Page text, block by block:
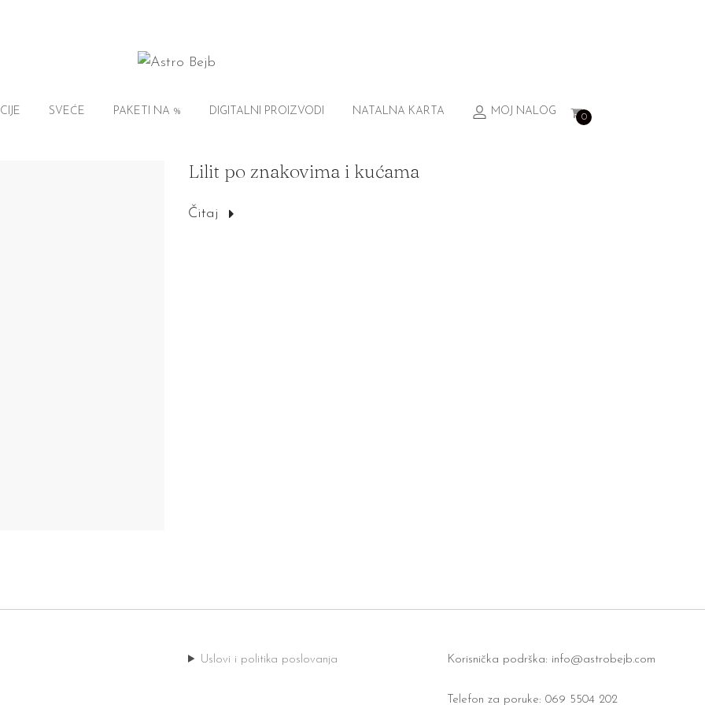
SVEĆE PAKETI NA % DIGITALNI PROIZVODI NATALNA KARTA MOJ NALOG 0
Lilit po znakovima i kućama
Čitaj
Uslovi i politika poslovanja Korisnička podrška: info@astrobejb.com
Telefon za poruke: 069 5504 202